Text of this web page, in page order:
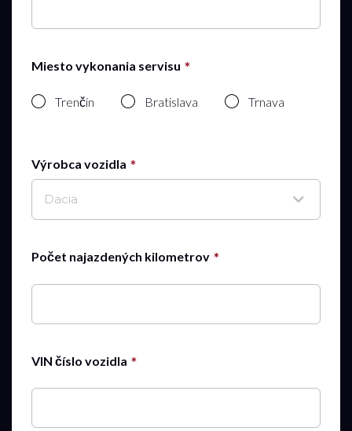
Miesto vykonania servisu
Trenčín Bratislava Trnava
Výrobca vozidla
Dacia
Počet najazdených kilometrov
VIN číslo vozidla